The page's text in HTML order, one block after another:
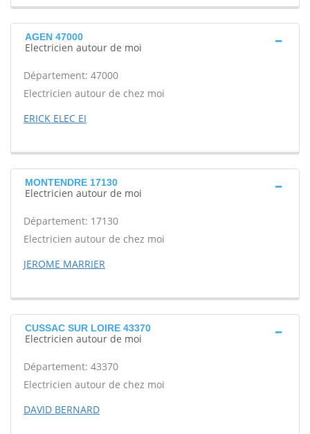
AGEN 47000
Electricien autour de moi
Département: 47000
Electricien autour de chez moi
ERICK ELEC EI
MONTENDRE 17130
Electricien autour de moi
Département: 17130
Electricien autour de chez moi
JEROME MARRIER
CUSSAC SUR LOIRE 43370
Electricien autour de moi
Département: 43370
Electricien autour de chez moi
DAVID BERNARD